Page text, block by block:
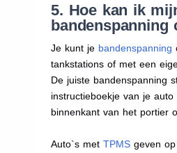
5. Hoe kan ik
bandenspanning
Je kunt je bandenspanning
tankstations of met een
De juiste bandenspanning
instructieboekje van je
binnenkant van het portier
Auto`s metTPMS geven